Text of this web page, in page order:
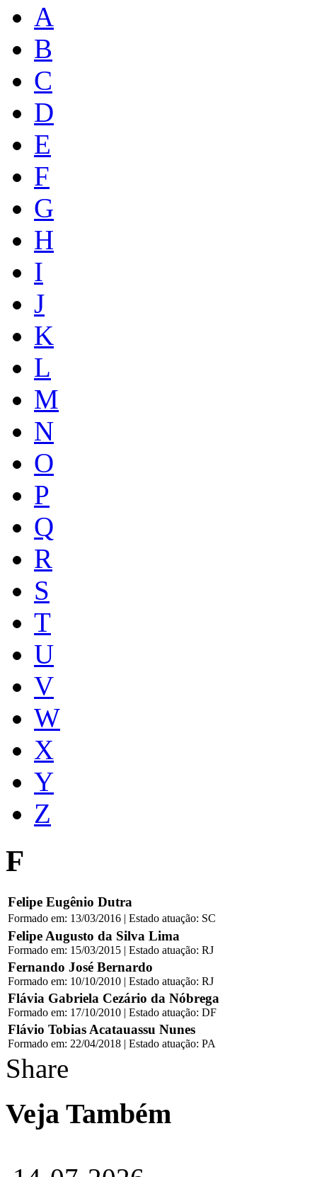
A
B
C
D
E
F
G
H
I
J
K
L
M
N
O
P
Q
R
S
T
U
V
W
X
Y
Z
F
Felipe Eugênio Dutra
Formado em: 13/03/2016 | Estado atuação: SC
Felipe Augusto da Silva Lima
Formado em: 15/03/2015 | Estado atuação: RJ
Fernando José Bernardo
Formado em: 10/10/2010 | Estado atuação: RJ
Flávia Gabriela Cezário da Nóbrega
Formado em: 17/10/2010 | Estado atuação: DF
Flávio Tobias Acatauassu Nunes
Formado em: 22/04/2018 | Estado atuação: PA
Share
Veja Também